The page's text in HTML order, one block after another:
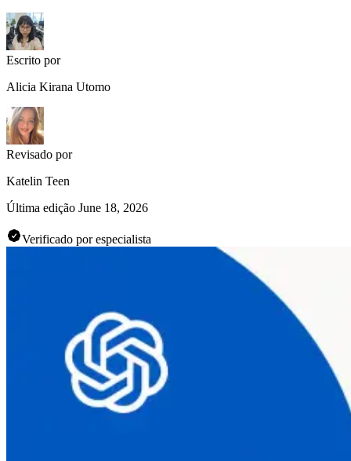
Escrito por
Alicia Kirana Utomo
Revisado por
Katelin Teen
Última edição June 18, 2026
Verificado por especialista